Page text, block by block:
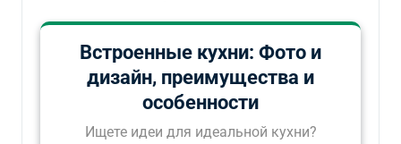
Встроенные кухни: Фото и
дизайн, преимущества и
особенности
Ищете идеи для идеальной кухни?